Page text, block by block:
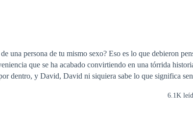
una persona de tu mismo sexo? Eso es lo que debieron
que se ha acabado convirtiendo en una tórrida historia de
dentro, y David, David ni siquiera sabe lo que significa
6.1K